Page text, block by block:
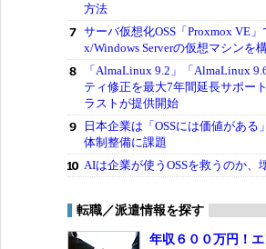
方法
サーバ仮想化OSS「Proxmox VE
x/Windows Serverの仮想マシンを
「AlmaLinux 9.2」「AlmaLinux
ティ修正を最大7年間延長サポー
ラストが提供開始
日本企業は「OSSには価値がある
体制整備に課題
AIは企業が使うOSSを救うのか、
転職／派遣情報を探す
年収６００万円！